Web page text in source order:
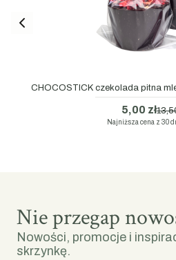
CHOCOSTICK czekolada pitna
5,00 zł
Najniższa cena z 30
Nie przegap
Nowości, promocje i
skrzynkę.